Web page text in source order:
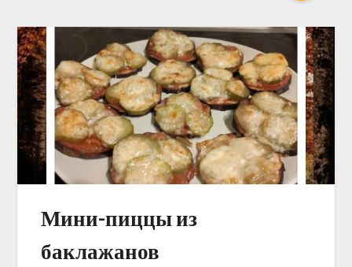
Мини-пиццы из
баклажанов